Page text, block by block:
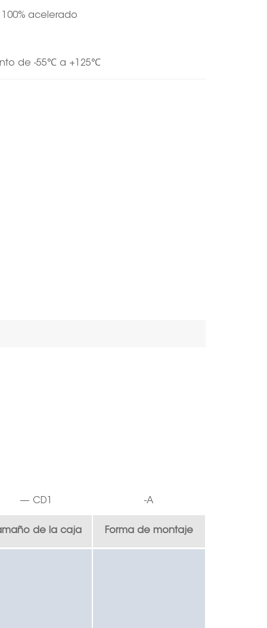
acelerado
de -55℃ a +125℃
— CD 1 -A
de la caja Forma de montaje